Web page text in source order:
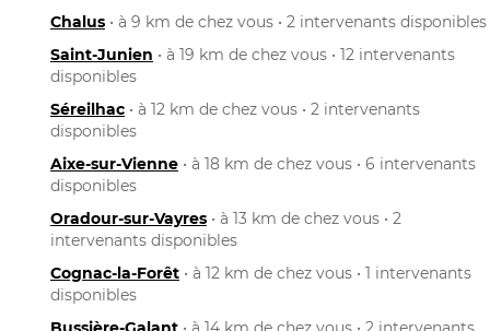
Chalus • à 9 km de chez vous • 2 intervenants disponibles
Saint-Junien • à 19 km de chez vous • 12 intervenants
disponibles
Séreilhac • à 12 km de chez vous • 2 intervenants
disponibles
Aixe-sur-Vienne • à 18 km de chez vous • 6 intervenants
disponibles
Oradour-sur-Vayres • à 13 km de chez vous • 2
intervenants disponibles
Cognac-la-Forêt • à 12 km de chez vous • 1 intervenants
disponibles